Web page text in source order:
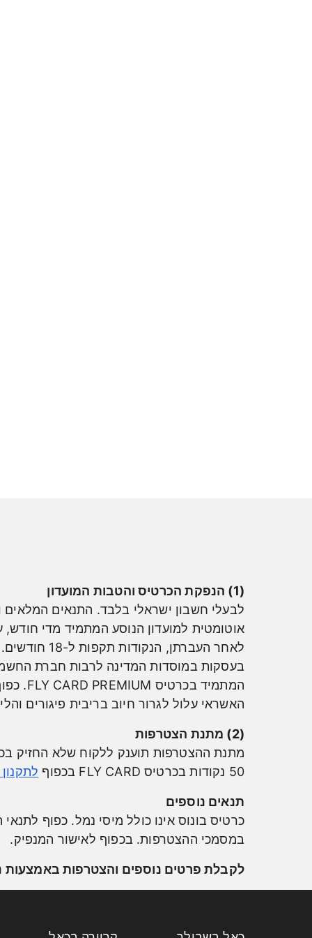
(1) הנפקת הכרטיס והטבות המועדון
לבעלי חשבון ישראלי בלבד. התנאים
אוטומטית למועדון הנוסע המתמיד מדי חודש, עד 10 ימים לאחר מועד
לאחר העברתן, הנקודות תקפות ל-18 חודשים. ניתן להאריך את תוקף הנקודות באם תבוצע פעולה מזכה כמפורט בתקנון הנוסע המתמיד.
המתמיד בכרטיס FLY CARD PREMIUM. כפוף
האשראי עלול לגרור חיוב בריבית פיגורים
(2) מתנת הצטרפות
50 נקודות בכרטיס FLY CARD בכפוף
תנאים נוספים
כרטיס בונוס אינו כולל מיסי נמל. כפוף
במסמכי ההצטרפות. בכפוף לאישור המנפיק.
לקבלת פרטים נוספים והצטרפות באמצעות